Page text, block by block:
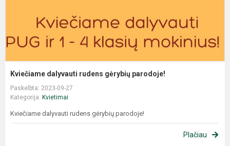
Kviečiame dalyvauti rudens gėrybių parodoje!
Paskelbta: 2023-09-27
Kategorija: Kvietimai
Kviečiame dalyvauti rudens gėrybių parodoje!
Plačiau